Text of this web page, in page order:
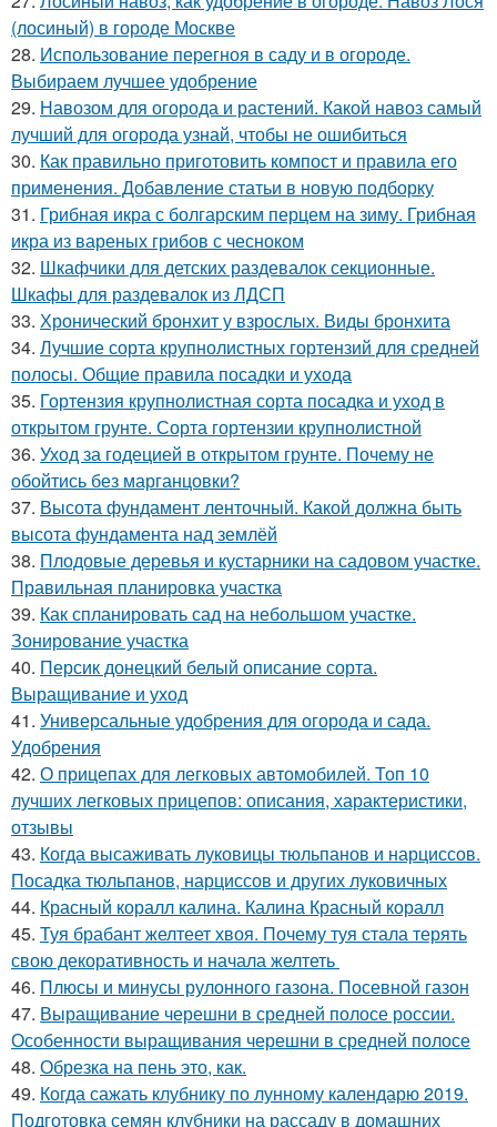
(лосиный) в городе Москве
28. Использование перегноя в саду и в огороде.
Выбираем лучшее удобрение
29. Навозом для огорода и растений. Какой навоз самый
лучший для огорода узнай, чтобы не ошибиться
30. Как правильно приготовить компост и правила его
применения. Добавление статьи в новую подборку
31. Грибная икра с болгарским перцем на зиму. Грибная
икра из вареных грибов с чесноком
32. Шкафчики для детских раздевалок секционные.
Шкафы для раздевалок из ЛДСП
33. Хронический бронхит у взрослых. Виды бронхита
34. Лучшие сорта крупнолистных гортензий для средней
полосы. Общие правила посадки и ухода
35. Гортензия крупнолистная сорта посадка и уход в
открытом грунте. Сорта гортензии крупнолистной
36. Уход за годецией в открытом грунте. Почему не
обойтись без марганцовки?
37. Высота фундамент ленточный. Какой должна быть
высота фундамента над землёй
38. Плодовые деревья и кустарники на садовом участке.
Правильная планировка участка
39. Как спланировать сад на небольшом участке.
Зонирование участка
40. Персик донецкий белый описание сорта.
Выращивание и уход
41. Универсальные удобрения для огорода и сада.
Удобрения
42. О прицепах для легковых автомобилей. Топ 10
лучших легковых прицепов: описания, характеристики,
отзывы
43. Когда высаживать луковицы тюльпанов и нарциссов.
Посадка тюльпанов, нарциссов и других луковичных
44. Красный коралл калина. Калина Красный коралл
45. Туя брабант желтеет хвоя. Почему туя стала терять
свою декоративность и начала желтеть
46. Плюсы и минусы рулонного газона. Посевной газон
47. Выращивание черешни в средней полосе россии.
Особенности выращивания черешни в средней полосе
48. Обрезка на пень это, как.
49. Когда сажать клубнику по лунному календарю 2019.
Подготовка семян клубники на рассаду в домашних